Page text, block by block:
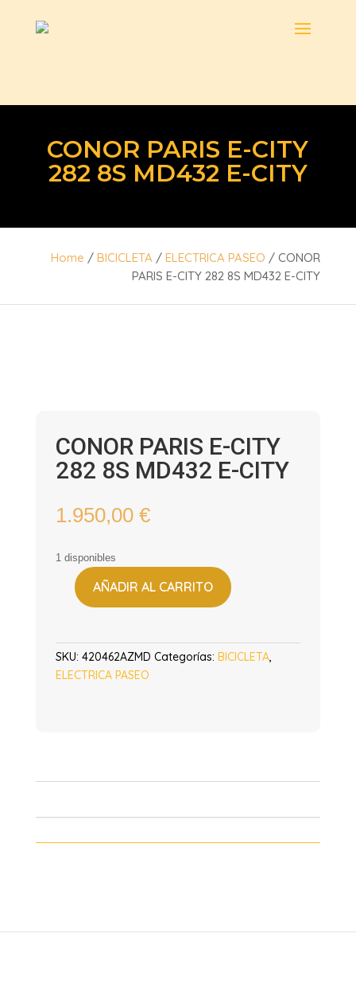
CONOR PARIS E-CITY
282 8S MD432 E-CITY
Home /BICICLETA /ELECTRICA PASEO / CONOR
PARIS E-CITY 282 8S MD432 E-CITY
CONOR PARIS E-CITY
282 8S MD432 E-CITY
1.950,00 €
1 disponibles
CONOR
CITY
282
AÑADIR AL CARRITO
SKU: 420462AZMD Categorías: BICICLETA,
ELECTRICA PASEO